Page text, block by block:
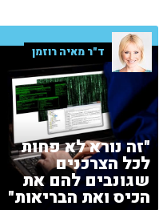
ד"ר מאיה רוזמן
"זה נורא לא פחות
לכל הצרכנים
שגונבים להם את
הכיס ואת הבריאות"